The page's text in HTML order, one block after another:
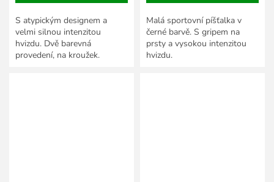
S atypickým designem a
velmi silnou intenzitou
hvizdu. Dvě barevná
provedení, na kroužek.
Malá sportovní píšťalka v
černé barvě. S gripem na
prsty a vysokou intenzitou
hvizdu.